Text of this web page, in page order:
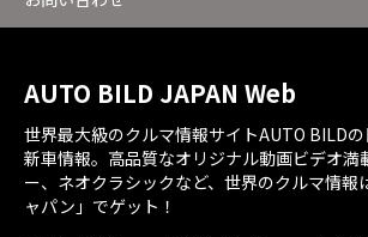
AUTO BILD JAPAN Web
世界最大級のクルマ情報サイトAUTO BILD
新車情報。高品質なオリジナル動画ビデオ満
ー、ネオクラシックなど、世界のクルマ情報
ャパン」でゲット！